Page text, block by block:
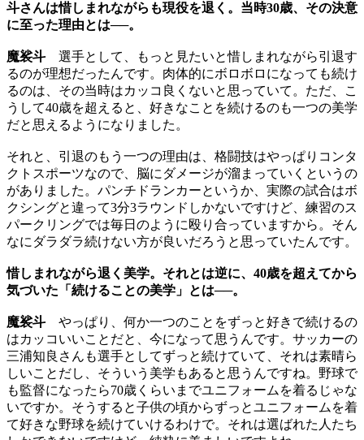
斗さんは惜しまれながらも現役を退く。当時30歳、その決意
に至った理由とは──。
魔裟斗 選手として、もっと見たいと惜しまれながら引退す
るのが理想だったんです。肉体的にボロボロになっても続け
るのは、その当時はカッコ良くないと思っていて。ただ、こ
うして40歳を超えると、好きなことを続けるのも一つの美学
だと思えるようになりました。
それと、引退のもう一つの理由は、格闘技はやっぱりコンタ
クトスポーツなので、脳にダメージが溜まっていくというの
がありました。パンチドランカーというか、実際の試合はボ
クシングと違って3分3ラウンドしかないですけど、練習のス
パークリングでは毎日のように殴り合っていますから。そん
なにダラダラ続けない方が良いだろうと思っていたんです。
惜しまれながら退く美学。それとは逆に、40歳を超えてから
気づいた「続けることの美学」とは──。
魔裟斗 やっぱり、何か一つのことをずっと好きで続けるの
はカッコいいことだと、今になって思うんです。サッカーの
三浦知良さんも選手としてずっと続けていて、それは素晴ら
しいことだし、そういう美学もあると思うんですね。野球で
も監督になったら70歳くらいまでユニフォームを着るじゃな
いですか。そうすると子供の頃からずっとユニフォームを着
て好きな野球を続けていけるわけで。それは選ばれた人たち